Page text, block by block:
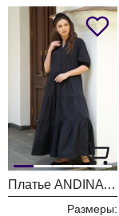
Платье ANDINA CITY 8042-26 черный
Размеры: